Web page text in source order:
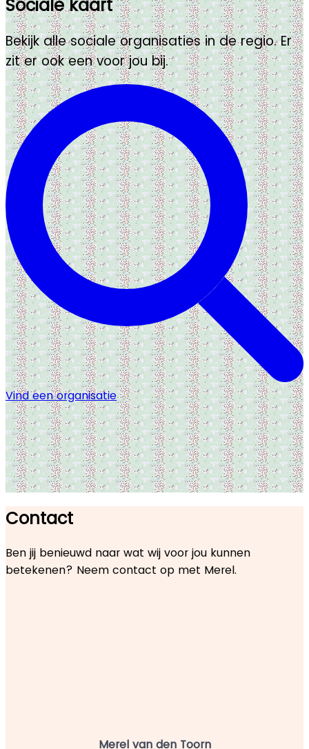
Sociale kaart
Bekijk alle sociale organisaties in de regio. Er
zit er ook een voor jou bij.
Vind een organisatie
Contact
Ben jij benieuwd naar wat wij voor jou kunnen
betekenen? Neem contact op met Merel.
Merel van den Toorn